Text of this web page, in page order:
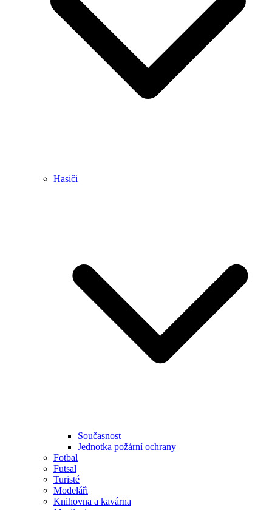
Hasiči
Současnost
Jednotka požární ochrany
Fotbal
Futsal
Turisté
Modeláři
Knihovna a kavárna